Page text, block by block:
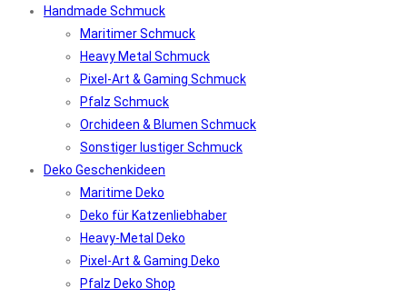
Handmade Schmuck
Maritimer Schmuck
Heavy Metal Schmuck
Pixel-Art & Gaming Schmuck
Pfalz Schmuck
Orchideen & Blumen Schmuck
Sonstiger lustiger Schmuck
Deko Geschenkideen
Maritime Deko
Deko für Katzenliebhaber
Heavy-Metal Deko
Pixel-Art & Gaming Deko
Pfalz Deko Shop